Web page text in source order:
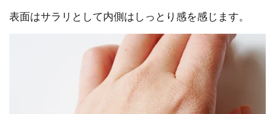
表面はサラリとして内側はしっとり感を感じます。